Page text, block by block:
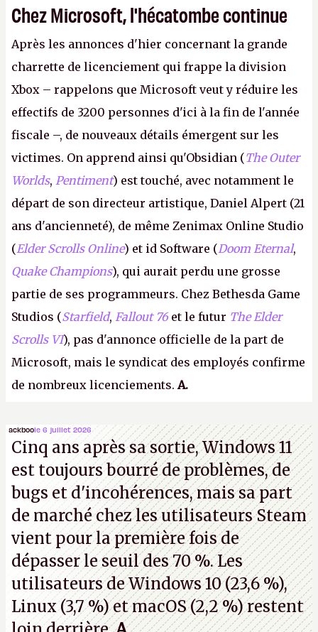
Chez Microsoft, l'hécatombe continue
Après les annonces d'hier concernant la grande
charrette de licenciement qui frappe la division
Xbox – rappelons que Microsoft veut y réduire les
effectifs de 3200 personnes d'ici à la fin de l'année
fiscale –, de nouveaux détails émergent sur les
victimes. On apprend ainsi qu'Obsidian (The Outer
Worlds, Pentiment) est touché, avec notamment le
départ de son directeur artistique, Daniel Alpert (21
ans d'ancienneté), de même Zenimax Online Studio
(Elder Scrolls Online) et id Software (Doom Eternal,
Quake Champions), qui aurait perdu une grosse
partie de ses programmeurs. Chez Bethesda Game
Studios (Starfield, Fallout 76 et le futur The Elder
Scrolls VI), pas d'annonce officielle de la part de
Microsoft, mais le syndicat des employés confirme
de nombreux licenciements. A.
ackboole 6 juillet 2026
Cinq ans après sa sortie, Windows 11
est toujours bourré de problèmes, de
bugs et d'incohérences, mais sa part
de marché chez les utilisateurs Steam
vient pour la première fois de
dépasser le seuil des 70 %. Les
utilisateurs de Windows 10 (23,6 %),
Linux (3,7 %) et macOS (2,2 %) restent